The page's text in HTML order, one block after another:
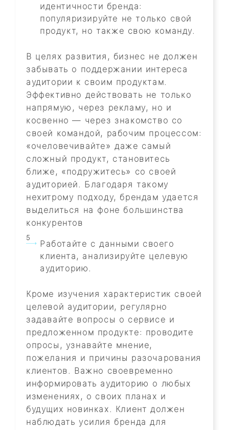
идентичности бренда:
популяризируйте не только свой
продукт, но также свою команду.
В целях развития, бизнес не должен
забывать о поддержании интереса
аудитории к своим продуктам.
Эффективно действовать не только
напрямую, через рекламу, но и
косвенно — через знакомство со
своей командой, рабочим процессом:
«очеловечивайте» даже самый
сложный продукт, становитесь
ближе, «подружитесь» со своей
аудиторией. Благодаря такому
нехитрому подходу, брендам удается
выделиться на фоне большинства
конкурентов
Работайте с данными своего
клиента, анализируйте целевую
аудиторию.
Кроме изучения характеристик своей
целевой аудитории, регулярно
задавайте вопросы о сервисе и
предложенном продукте: проводите
опросы, узнавайте мнение,
пожелания и причины разочарования
клиентов. Важно своевременно
информировать аудиторию о любых
изменениях, о своих планах и
будущих новинках. Клиент должен
наблюдать усилия бренда для